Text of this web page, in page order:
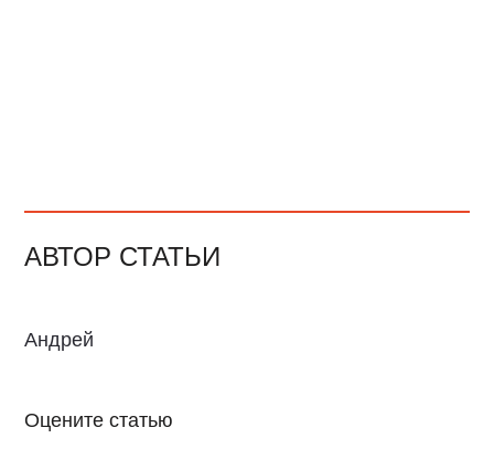
АВТОР СТАТЬИ
Андрей
Оцените статью